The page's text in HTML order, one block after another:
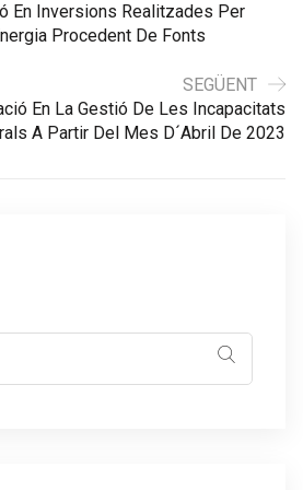
En Inversions Realitzades Per
Procedent De Fonts
SEGÜENT
En La Gestió De Les Incapacitats
A Partir Del Mes D´abril De 2023